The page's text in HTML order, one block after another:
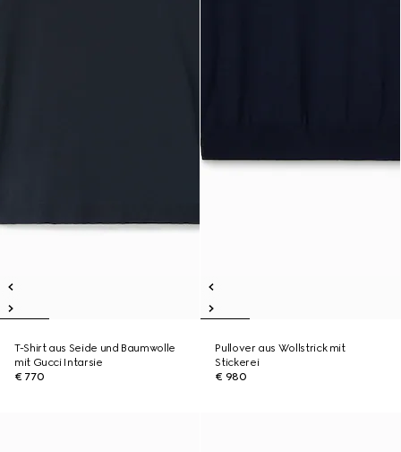
T-Shirt aus Seide und Baumwolle
mit Gucci Intarsie
€ 770
Pullover aus Wollstrick mit
Stickerei
€ 980